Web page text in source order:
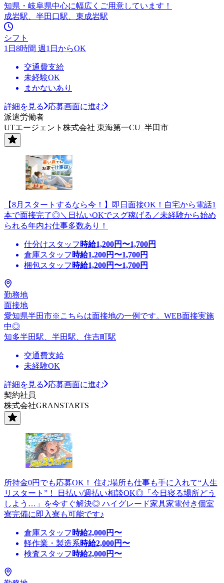
知県・岐阜県中心に幅広くご用意しています！
成岩駅、半田口駅、東成岩駅
シフト
1日8時間 週1日からOK
交通費支給
未経験OK
まかないあり
詳細を見る
応募画面に進む
派遣労働者
UTエージェント株式会社 東海第一CU_半田市
【8月スタートするなら今！】即日面接OK！自宅から電話1
本で面接完了◎＼日払いOKでスグ稼げる／未経験から始め
られる年内お仕事多数あり！
仕分けスタッフ 時給1,200円〜1,700円
倉庫スタッフ 時給1,200円〜1,700円
梱包スタッフ 時給1,200円〜1,700円
勤務地
面接地
愛知県半田市※こちらは面接地の一例です。WEB面接実施
中◎
知多半田駅、半田駅、住吉町駅
交通費支給
未経験OK
詳細を見る
応募画面に進む
契約社員
株式会社GRANSTARTS
所持金0円でも応募OK！ 住む場所も仕事も手に入れて“人生
リスタート”！ 日払い/週払い相談OK◎「今日寝る場所どう
しよう…」を今すぐ解決◎ ハイグレード家具家電付き個室
寮完備に即入寮も可能です♪
倉庫スタッフ 時給2,000円〜
軽作業・製造系時給2,000円〜
検査スタッフ 時給2,000円〜